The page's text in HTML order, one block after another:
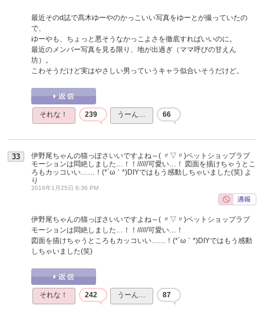
最近そのd誌で髙木ゆーやのかっこいい写真をゆーとが撮っていたの
で、
ゆーやも、ちょっと悪そうなかっこよさを徹底すればいいのに。
最近のメンバー写真を見る限り、地が出過ぎ（ママ呼びの甘えん
坊）。
こわそうだけど実はやさしい男っていうキャラ似合いそうだけど。
それな！ 239 うーん… 66
33
伊野尾ちゃんの猫っぽさいいですよね～( 〃▽〃)ペットショップラブ
モーションは悶絶しました…！！//////可愛い…！ 図面を描けちゃうとこ
ろもカッコいい……！(*´ω｀*)DIYではもう感動しちゃいました(笑) よ
り
2016年1月25日 6:36 PM
伊野尾ちゃんの猫っぽさいいですよね～( 〃▽〃)ペットショップラブ
モーションは悶絶しました…！！//////可愛い…！
図面を描けちゃうところもカッコいい……！(*´ω｀*)DIYではもう感動
しちゃいました(笑)
それな！ 242 うーん… 87